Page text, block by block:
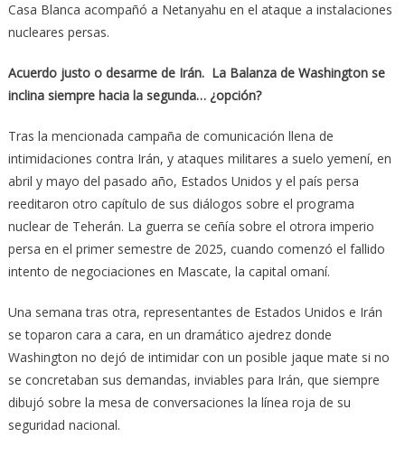
Casa Blanca acompañó a Netanyahu en el ataque a instalaciones
nucleares persas.
Acuerdo justo o desarme de Irán. La Balanza de Washington se
inclina siempre hacia la segunda… ¿opción?
Tras la mencionada campaña de comunicación llena de
intimidaciones contra Irán, y ataques militares a suelo yemení, en
abril y mayo del pasado año, Estados Unidos y el país persa
reeditaron otro capítulo de sus diálogos sobre el programa
nuclear de Teherán. La guerra se ceñía sobre el otrora imperio
persa en el primer semestre de 2025, cuando comenzó el fallido
intento de negociaciones en Mascate, la capital omaní.
Una semana tras otra, representantes de Estados Unidos e Irán
se toparon cara a cara, en un dramático ajedrez donde
Washington no dejó de intimidar con un posible jaque mate si no
se concretaban sus demandas, inviables para Irán, que siempre
dibujó sobre la mesa de conversaciones la línea roja de su
seguridad nacional.